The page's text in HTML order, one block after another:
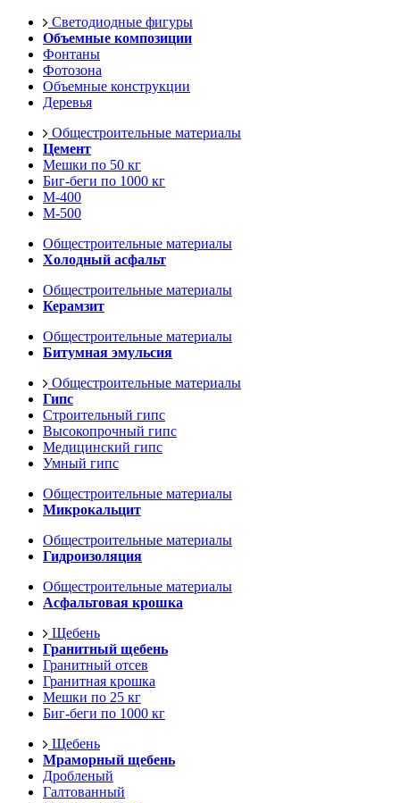
Светодиодные фигуры
Объемные композиции
Фонтаны
Фотозона
Объемные конструкции
Деревья
Общестроительные материалы
Цемент
Мешки по 50 кг
Биг-беги по 1000 кг
М-400
М-500
Общестроительные материалы
Холодный асфальт
Общестроительные материалы
Керамзит
Общестроительные материалы
Битумная эмульсия
Общестроительные материалы
Гипс
Строительный гипс
Высокопрочный гипс
Медицинский гипс
Умный гипс
Общестроительные материалы
Микрокальцит
Общестроительные материалы
Гидроизоляция
Общестроительные материалы
Асфальтовая крошка
Щебень
Гранитный щебень
Гранитный отсев
Гранитная крошка
Мешки по 25 кг
Биг-беги по 1000 кг
Щебень
Мраморный щебень
Дробленый
Галтованный